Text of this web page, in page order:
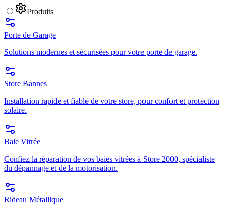
Produits
Porte de Garage
Solutions modernes et sécurisées pour votre porte de garage.
Store Bannes
Installation rapide et fiable de votre store, pour confort et protection
solaire.
Baie Vitrée
Confiez la réparation de vos baies vitrées à Store 2000, spécialiste
du dépannage et de la motorisation.
Rideau Métallique